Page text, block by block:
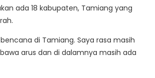
ada 18 kabupaten, Tamiang yang
di Tamiang. Saya rasa masih
arus dan di dalamnya masih ada